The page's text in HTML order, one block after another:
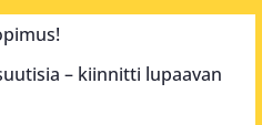
– kiinnitti lupaavan